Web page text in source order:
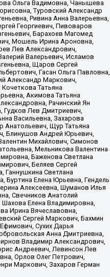
Ольга Вадимовна, Чанышева
Туровский Александр
Ривина Анна Валерьевна,
Георгиевич, Пивоваров
Барахоев Магомед
Мошель Ирина Ароновна,
Лев Александрович,
Валерьевич, Исламов
Щаров Сергей
Гасан Ольга Павловна,
Александр Маркович,
Татьяна
Акимова Татьяна
Рачинский Ян
Гудков Лев Дмитриевич,
Васильевна, Захарова
Анатольевич, Щур Татьяна
Блинушов Андрей Юрьевич,
Михайлович, Симонов
Мельникова Валентина
Баженова Светлана
Беляев Сергей
Ганнушкина Светлана
Буртина Елена Юрьевна, Гендель
Алексеевна, Шуманов Илья
Свечников Анатолий
Елена Владимировна,
Ирина Вячеславовна,
Сергей Маркович, Бахмин
Сухих Дарья
Анна Дмитриевна,
Владимир Александрович,
Андреевич, Левинсон Лев
Орлов Олег Петрович,
Маркович, Захаров Герман